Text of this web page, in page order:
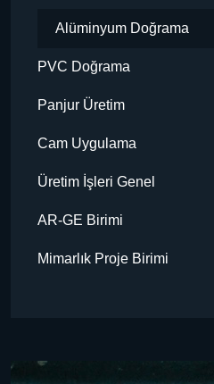
Alüminyum Doğrama
PVC Doğrama
Panjur Üretim
Cam Uygulama
Üretim İşleri Genel
AR-GE Birimi
Mimarlık Proje Birimi